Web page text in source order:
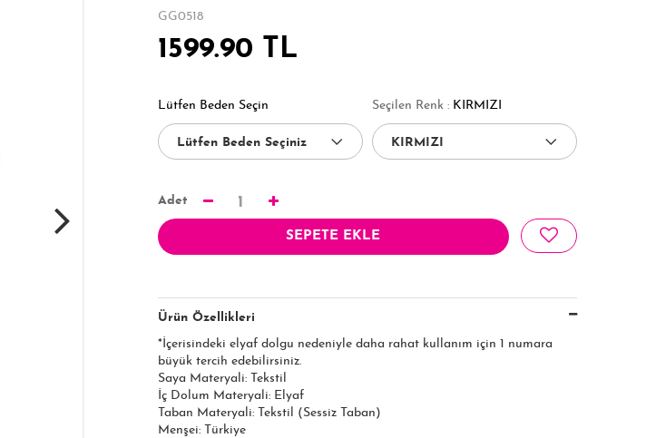
GG0518
1599.90 TL
Lütfen Beden Seçin Seçilen Renk : KIRMIZI
Adet 1
SEPETE EKLE
Ürün Özellikleri
*İçerisindeki elyaf dolgu nedeniyle daha rahat kullanım için 1 numara
büyük tercih edebilirsiniz.
Saya Materyali: Tekstil
İç Dolum Materyali: Elyaf
Taban Materyali: Tekstil (Sessiz Taban)
Menşei: Türkiye